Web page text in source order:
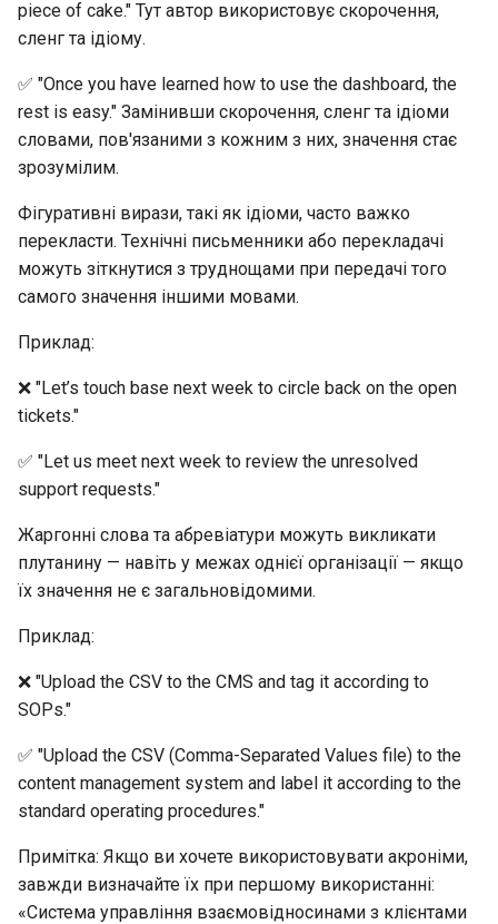
Security
Troubleshooting
Virtualization
piece of cake." Тут автор використовує скорочення,
сленг та ідіому.
✅ "Once you have learned how to use the dashboard, the
rest is easy." Замінивши скорочення, сленг та ідіоми
словами, пов'язаними з кожним з них, значення стає
зрозумілим.
Фігуративні вирази, такі як ідіоми, часто важко
перекласти. Технічні письменники або перекладачі
можуть зіткнутися з труднощами при передачі того
самого значення іншими мовами.
Приклад:
❌ "Let’s touch base next week to circle back on the open
tickets."
✅ "Let us meet next week to review the unresolved
support requests."
Жаргонні слова та абревіатури можуть викликати
плутанину — навіть у межах однієї організації — якщо
їх значення не є загальновідомими.
Приклад:
❌ "Upload the CSV to the CMS and tag it according to
SOPs."
✅ "Upload the CSV (Comma-Separated Values file) to the
content management system and label it according to the
standard operating procedures."
Примітка: Якщо ви хочете використовувати акроніми,
завжди визначайте їх при першому використанні:
«Система управління взаємовідносинами з клієнтами